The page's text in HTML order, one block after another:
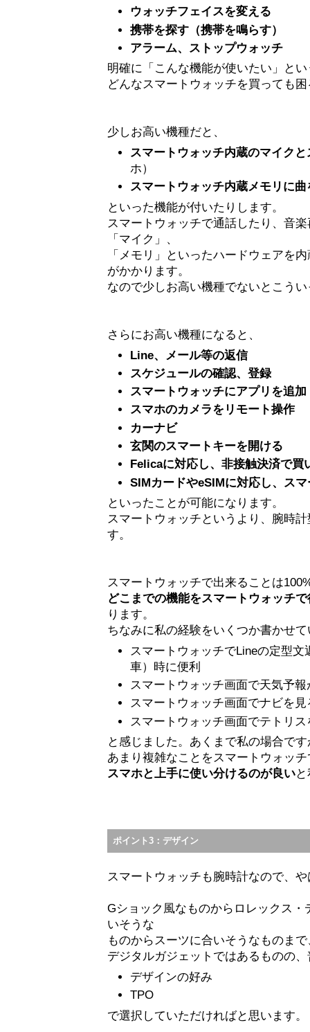
ウォッチフェイスを変える
携帯を探す（携帯を鳴らす）
アラーム、ストップウォッチ
明確に「こんな機能が使いたい」と
どんなスマートウォッチを買っても
少しお高い機種だと、
スマートウォッチ内蔵のマイク
ホ）
スマートウォッチ内蔵メモリに
といった機能が付いたりします。
スマートウォッチで通話したり、音
「マイク」、
「メモリ」といったハードウェアを
がかかります。
なので少しお高い機種でないとこう
さらにお高い機種になると、
Line、メール等の返信
スケジュールの確認、登録
スマートウォッチにアプリを追加
スマホのカメラをリモート操作
カーナビ
玄関のスマートキーを開ける
Felicaに対応し、非接触決済で買
SIMカードやeSIMに対応し、ス
といったことが可能になります。
スマートウォッチというより、腕時
す。
スマートウォッチで出来ることは
どこまでの機能をスマートウォッチ
ります。
ちなみに私の経験をいくつか書かせ
スマートウォッチでLineの定型
車）時に便利
スマートウォッチ画面で天気予
スマートウォッチ画面でナビを
スマートウォッチ画面でテトリ
と感じました。あくまで私の場合です
あまり複雑なことをスマートウォッ
スマホと上手に使い分けるのが良い
ポイント3：デザイン
スマートウォッチも腕時計なので、
Gショック風なものからロレックス
いそうな
ものからスーツに合いそうなものまで
デジタルガジェットではあるものの
デザインの好み
TPO
で選択していただければと思います。